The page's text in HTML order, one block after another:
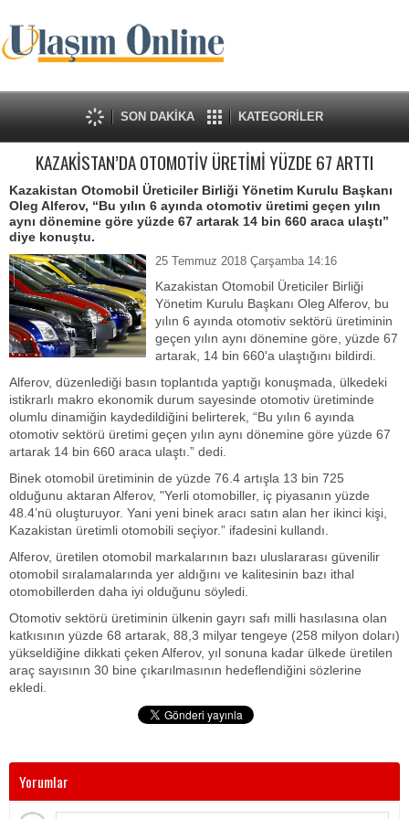
SON DAKİKA KATEGORİLER
KAZAKİSTAN’DA OTOMOTİV ÜRETİMİ YÜZDE 67 ARTTI
Kazakistan Otomobil Üreticiler Birliği Yönetim Kurulu Başkanı
Oleg Alferov, “Bu yılın 6 ayında otomotiv üretimi geçen yılın
aynı dönemine göre yüzde 67 artarak 14 bin 660 araca ulaştı”
diye konuştu.
25 Temmuz 2018 Çarşamba 14:16
Kazakistan Otomobil Üreticiler Birliği
Yönetim Kurulu Başkanı Oleg Alferov, bu
yılın 6 ayında otomotiv sektörü üretiminin
geçen yılın aynı dönemine göre, yüzde 67
artarak, 14 bin 660'a ulaştığını bildirdi.
Alferov, düzenlediği basın toplantıda yaptığı konuşmada, ülkedeki
istikrarlı makro ekonomik durum sayesinde otomotiv üretiminde
olumlu dinamiğin kaydedildiğini belirterek, “Bu yılın 6 ayında
otomotiv sektörü üretimi geçen yılın aynı dönemine göre yüzde 67
artarak 14 bin 660 araca ulaştı.” dedi.
Binek otomobil üretiminin de yüzde 76.4 artışla 13 bin 725
olduğunu aktaran Alferov, "Yerli otomobiller, iç piyasanın yüzde
48.4’nü oluşturuyor. Yani yeni binek aracı satın alan her ikinci kişi,
Kazakistan üretimli otomobili seçiyor.” ifadesini kullandı.
Alferov, üretilen otomobil markalarının bazı uluslararası güvenilir
otomobil sıralamalarında yer aldığını ve kalitesinin bazı ithal
otomobillerden daha iyi olduğunu söyledi.
Otomotiv sektörü üretiminin ülkenin gayrı safı milli hasılasına olan
katkısının yüzde 68 artarak, 88,3 milyar tengeye (258 milyon doları)
yükseldiğine dikkati çeken Alferov, yıl sonuna kadar ülkede üretilen
araç sayısının 30 bine çıkarılmasının hedeflendiğini sözlerine
ekledi.
Yorumlar